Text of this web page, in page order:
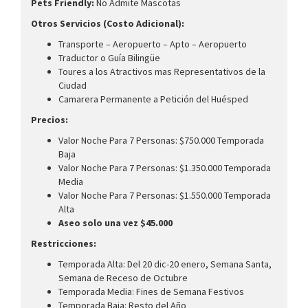
Pets Friendly: No Admite Mascotas
Otros Servicios (Costo Adicional):
Transporte – Aeropuerto – Apto – Aeropuerto
Traductor o Guía Bilingüe
Toures a los Atractivos mas Representativos de la
Ciudad
Camarera Permanente a Petición del Huésped
Precios:
Valor Noche Para 7 Personas: $750.000 Temporada
Baja
Valor Noche Para 7 Personas: $1.350.000 Temporada
Media
Valor Noche Para 7 Personas: $1.550.000 Temporada
Alta
Aseo solo una vez $45.000
Restricciones:
Temporada Alta: Del 20 dic-20 enero, Semana Santa,
Semana de Receso de Octubre
Temporada Media: Fines de Semana Festivos